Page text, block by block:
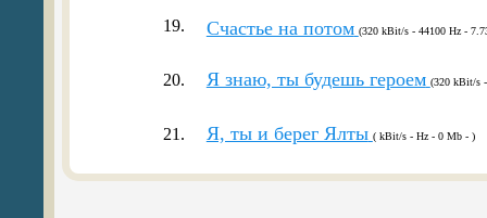
19. Счастье на потом (320 kBit/s - 44100 Hz -
20. Я знаю, ты будешь героем (320 kBit/s
21. Я, ты и берег Ялты ( kBit/s - Hz - 0 Mb - )